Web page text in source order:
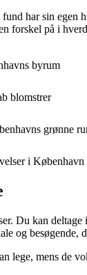
har sin
forskel på i
byrum
blomstrer
grønne
i København
Du kan
og besøgende,
lege, mens de